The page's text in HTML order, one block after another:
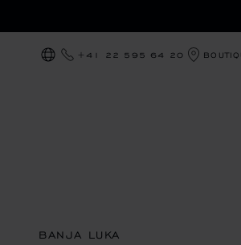
LOCALIZZAZIONE (CAMBIA
+41 22 595 64 20
BANJA LUKA